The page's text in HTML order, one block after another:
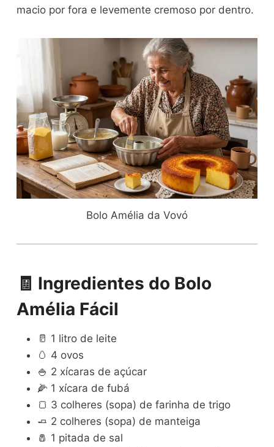
macio por fora e levemente cremoso por dentro.
Bolo Amélia da Vovó
🧾 Ingredientes do Bolo
Amélia Fácil
🥛 1 litro de leite
🥚 4 ovos
🍚 2 xícaras de açúcar
🌽 1 xícara de fubá
🍞 3 colheres (sopa) de farinha de trigo
🧈 2 colheres (sopa) de manteiga
🧂 1 pitada de sal